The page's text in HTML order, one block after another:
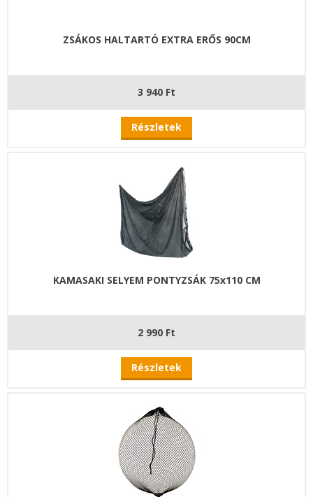
ZSÁKOS HALTARTÓ EXTRA ERŐS 90CM
3 940 Ft
Részletek
KAMASAKI SELYEM PONTYZSÁK 75x110 CM
2 990 Ft
Részletek